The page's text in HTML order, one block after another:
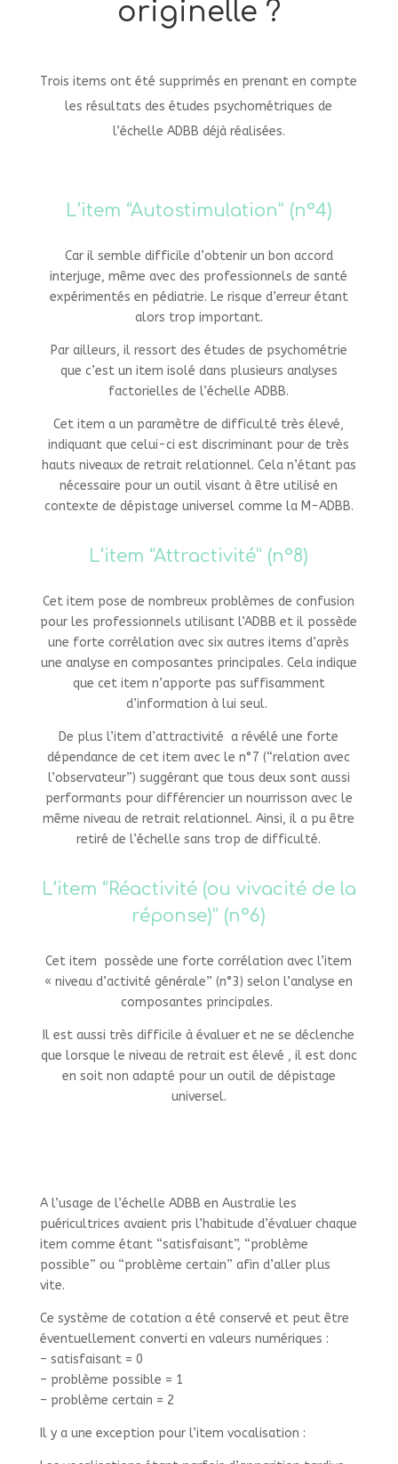
originelle ?
Trois items ont été supprimés en prenant en compte
les résultats des études psychométriques de
l’échelle ADBB déjà réalisées.
L’item “Autostimulation” (n°4)
Car il semble difficile d’obtenir un bon accord
interjuge, même avec des professionnels de santé
expérimentés en pédiatrie. Le risque d’erreur étant
alors trop important.
Par ailleurs, il ressort des études de psychométrie
que c’est un item isolé dans plusieurs analyses
factorielles de l’échelle ADBB.
Cet item a un paramètre de difficulté très élevé,
indiquant que celui-ci est discriminant pour de très
hauts niveaux de retrait relationnel. Cela n’étant pas
nécessaire pour un outil visant à être utilisé en
contexte de dépistage universel comme la M-ADBB.
L’item “Attractivité” (n°8)
Cet item pose de nombreux problèmes de confusion
pour les professionnels utilisant l’ADBB et il possède
une forte corrélation avec six autres items d’après
une analyse en composantes principales. Cela indique
que cet item n’apporte pas suffisamment
d’information à lui seul.
De plus l’item d’attractivité a révélé une forte
dépendance de cet item avec le n°7 (“relation avec
l’observateur”) suggérant que tous deux sont aussi
performants pour différencier un nourrisson avec le
même niveau de retrait relationnel. Ainsi, il a pu être
retiré de l’échelle sans trop de difficulté.
L’item “Réactivité (ou vivacité de la
réponse)” (n°6)
Cet item possède une forte corrélation avec l’item
« niveau d’activité générale” (n°3) selon l’analyse en
composantes principales.
Il est aussi très difficile à évaluer et ne se déclenche
que lorsque le niveau de retrait est élevé , il est donc
en soit non adapté pour un outil de dépistage
universel.
A l’usage de l’échelle ADBB en Australie les
puéricultrices avaient pris l’habitude d’évaluer chaque
item comme étant “satisfaisant”, “problème
possible” ou “problème certain” afin d’aller plus
vite.
Ce système de cotation a été conservé et peut être
éventuellement converti en valeurs numériques :
– satisfaisant = 0
– problème possible = 1
– problème certain = 2
Il y a une exception pour l’item vocalisation :